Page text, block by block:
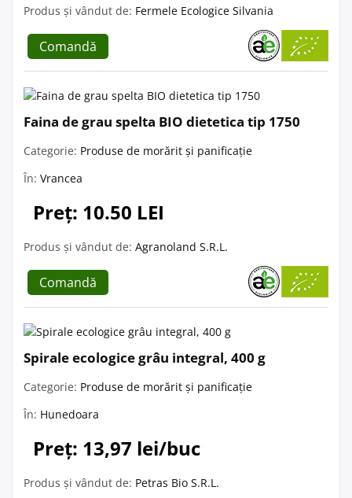
Produs și vândut de: Fermele Ecologice Silvania
Comandă
Faina de grau spelta BIO dietetica tip 1750
Categorie: Produse de morărit și panificație
În: Vrancea
Preț: 10.50 LEI
Produs și vândut de: Agranoland S.R.L.
Comandă
Spirale ecologice grâu integral, 400 g
Categorie: Produse de morărit și panificație
În: Hunedoara
Preț: 13,97 lei/buc
Produs și vândut de: Petras Bio S.R.L.